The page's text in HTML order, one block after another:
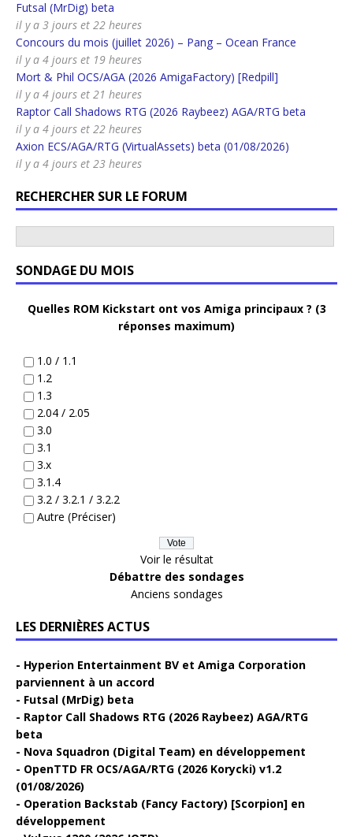
Futsal (MrDig) beta
il y a 3 jours et 22 heures
Concours du mois (juillet 2026) – Pang – Ocean France
il y a 4 jours et 19 heures
Mort & Phil OCS/AGA (2026 AmigaFactory) [Redpill]
il y a 4 jours et 21 heures
Raptor Call Shadows RTG (2026 Raybeez) AGA/RTG beta
il y a 4 jours et 22 heures
Axion ECS/AGA/RTG (VirtualAssets) beta (01/08/2026)
il y a 4 jours et 23 heures
RECHERCHER SUR LE FORUM
SONDAGE DU MOIS
Quelles ROM Kickstart ont vos Amiga principaux ? (3
réponses maximum)
1.0 / 1.1
1.2
1.3
2.04 / 2.05
3.0
3.1
3.x
3.1.4
3.2 / 3.2.1 / 3.2.2
Autre (Préciser)
Voir le résultat
Débattre des sondages
Anciens sondages
LES DERNIÈRES ACTUS
Hyperion Entertainment BV et Amiga Corporation
parviennent à un accord
Futsal (MrDig) beta
Raptor Call Shadows RTG (2026 Raybeez) AGA/RTG
beta
Nova Squadron (Digital Team) en développement
OpenTTD FR OCS/AGA/RTG (2026 Korycki) v1.2
(01/08/2026)
Operation Backstab (Fancy Factory) [Scorpion] en
développement